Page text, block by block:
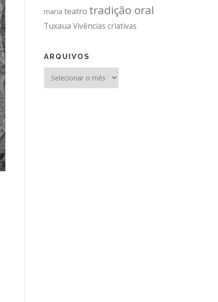
maria teatro tradição oral
Tuxaua Vivências criativas
ARQUIVOS